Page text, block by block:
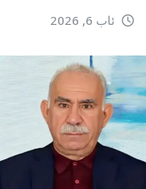
ئاب 6, 2026